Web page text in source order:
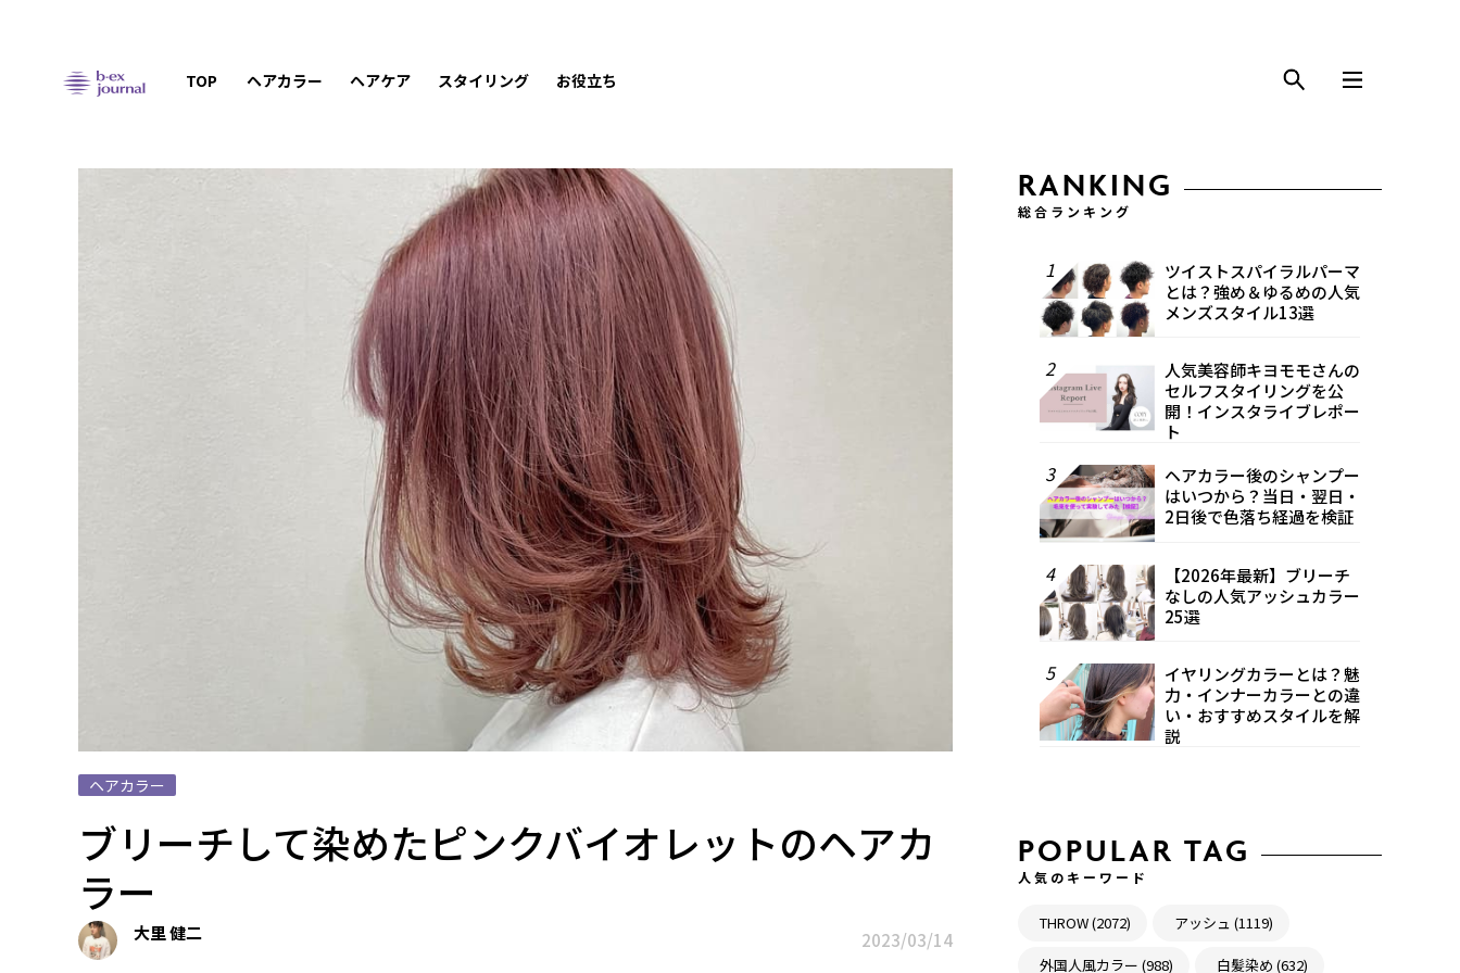
TOP ヘアカラー ヘアケア スタイリング お役立ち
ヘアカラー
ブリーチして染めたピンクバイオレットのヘアカ
ラー
大里 健二 2023/03/14
RANKING
総合ランキング
1
ツイストスパイラルパーマ
とは？強め＆ゆるめの人気
メンズスタイル13選
2
人気美容師キヨモモさんの
セルフスタイリングを公
開！インスタライブレポー
ト
3
ヘアカラー後のシャンプー
はいつから？当日・翌日・
2日後で色落ち経過を検証
4
【2026年最新】ブリーチ
なしの人気アッシュカラー
25選
5
イヤリングカラーとは？魅
力・インナーカラーとの違
い・おすすめスタイルを解
説
POPULAR TAG
人気のキーワード
THROW (2072) アッシュ (1119)
外国人風カラー (988) 白髪染め (632)